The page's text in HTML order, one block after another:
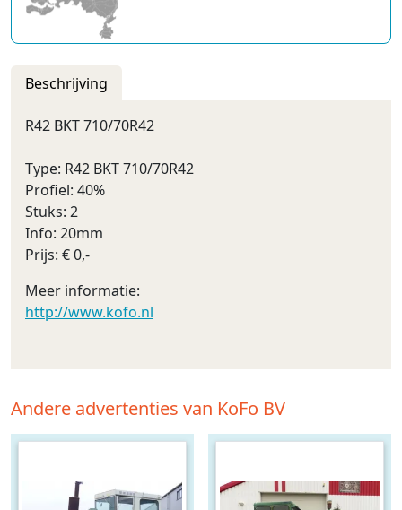
Beschrijving
R42 BKT 710/70R42
Type: R42 BKT 710/70R42
Profiel: 40%
Stuks: 2
Info: 20mm
Prijs: € 0,-
Meer informatie:
http://www.kofo.nl
Andere advertenties van KoFo BV